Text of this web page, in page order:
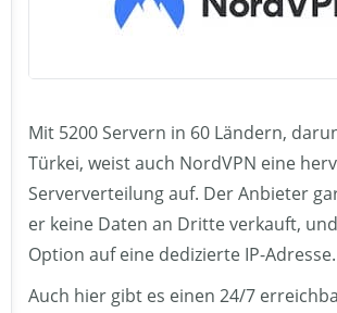
Mit 5200 Servern in 60 Ländern,
Türkei, weist auch NordVPN eine
Serververteilung auf. Der Anbieter
er keine Daten an Dritte verkauft,
Option auf eine dedizierte IP-Adresse.
Auch hier gibt es einen 24/7